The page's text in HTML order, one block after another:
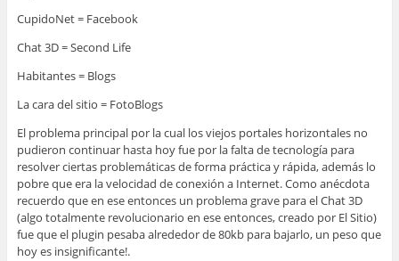
CupidoNet = Facebook
Chat 3D = Second Life
Habitantes = Blogs
La cara del sitio = FotoBlogs
El problema principal por la cual los viejos portales horizontales no
pudieron continuar hasta hoy fue por la falta de tecnología para
resolver ciertas problemáticas de forma práctica y rápida, además lo
pobre que era la velocidad de conexión a Internet. Como anécdota
recuerdo que en ese entonces un problema grave para el Chat 3D
(algo totalmente revolucionario en ese entonces, creado por El Sitio)
fue que el plugin pesaba alrededor de 80kb para bajarlo, un peso que
hoy es insignificante!.